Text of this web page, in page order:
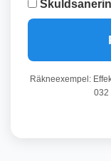
Räkneexempel:
032